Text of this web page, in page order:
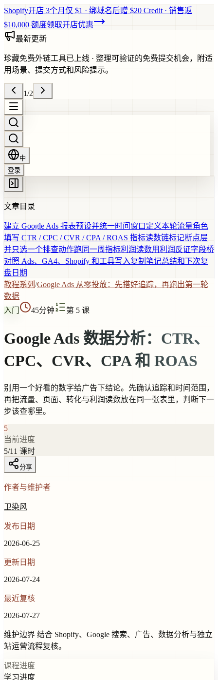
Shopify开店 3个月仅 $1 · 绑域名后赠 $20 Credit · 销售返
$10,000 额度领取开店优惠
最新更新
珍藏免费外链工具已上线 · 整理可验证的免费提交机会，附适
用场景、提交方式和风险提示。
1/2
中
登录
文章目录
建立 Google Ads 报表预设并统一时间窗口 定义本轮流量角色
填写 CTR / CPC / CVR / CPA / ROAS 指标读数链标记断点层
并只选一个排查动作跑同一周指标利润读数用利润反证字段桥
对照 Ads、GA4、Shopify 和工具写入复制笔记总结和下次复
盘日期
教程系列 /Google Ads 从零投放：先搭好追踪，再跑出第一轮
数据
入门
45分钟 第 5 课
Google Ads 数据分析：CTR、
CPC、CVR、CPA 和 ROAS
别用一个好看的数字给广告下结论。先确认追踪和时间范围，
再把流量、页面、转化与利润读数放在同一张表里，判断下一
步该查哪里。
5
当前进度
5/11 课时
分享
作者与维护者
卫染风
发布日期
2026-06-25
更新日期
2026-07-24
最近复核
2026-07-27
维护边界 结合 Shopify、Google 搜索、广告、数据分析与独立
站运营流程复核。
课程进度
学习进度